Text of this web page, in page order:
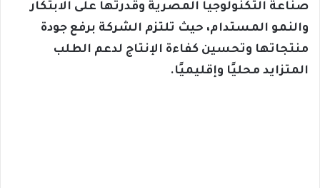
صناعة التكنولوجيا المصرية وقدرتها على الابتكار
والنمو المستدام، حيث تلتزم الشركة برفع جودة
منتجاتها وتحسين كفاءة الإنتاج لدعم الطلب
المتزايد محليًا وإقليميًا.